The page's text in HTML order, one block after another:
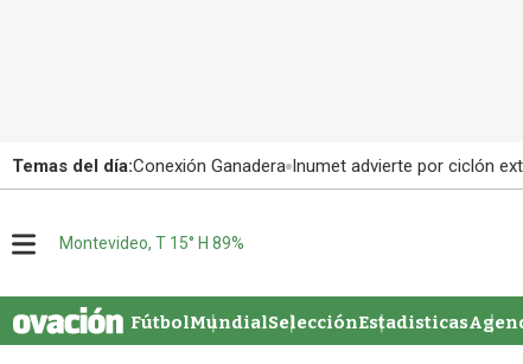
Temas del día:Conexión Ganadera Inumet advierte por ciclón
u
Montevideo, T 15° H 89%
FútbolMundialSelecciónEstadisticas